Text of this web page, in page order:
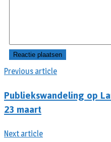
Previous article
Publiekswandeling op
23 maart
Next article